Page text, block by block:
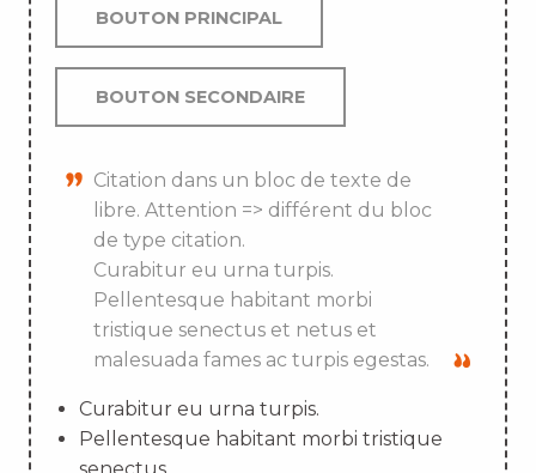
BOUTON PRINCIPAL
BOUTON SECONDAIRE
Citation dans un bloc de texte de
libre. Attention => différent du bloc
de type citation.
Curabitur eu urna turpis.
Pellentesque habitant morbi
tristique senectus et netus et
malesuada fames ac turpis egestas.
Curabitur eu urna turpis.
Pellentesque habitant morbi tristique